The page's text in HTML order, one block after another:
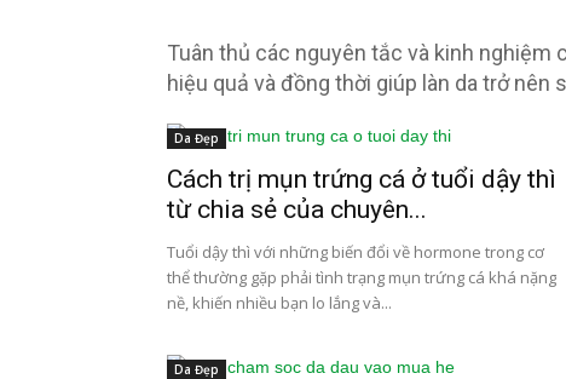
Tuân thủ các nguyên tắc và kinh
hiệu quả và đồng thời giúp làn da trở nên
Da Đẹp
Cách trị mụn trứng cá ở tuổi dậy thì
từ chia sẻ của chuyên...
Tuổi dậy thì với những biến đổi về hormone trong cơ
thể thường gặp phải tình trạng mụn trứng cá khá nặng
nề, khiến nhiều bạn lo lắng và...
Da Đẹp